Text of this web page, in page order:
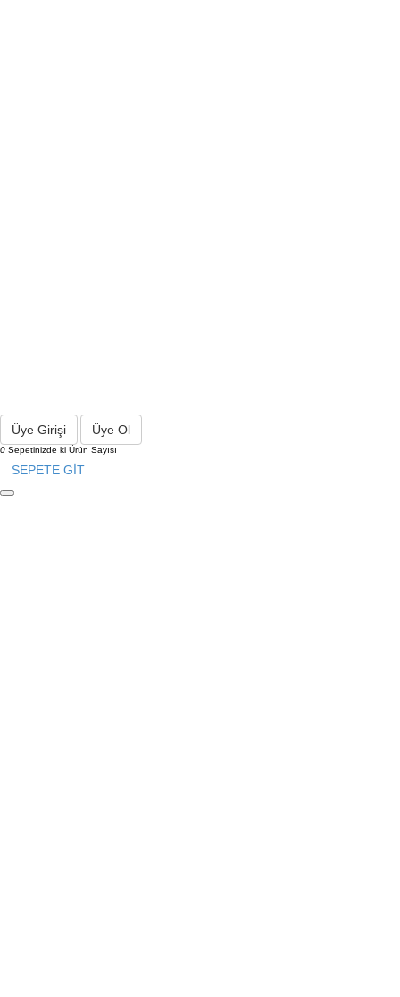
Üye Girişi Üye Ol
0 Sepetinizde ki Ürün Sayısı
SEPETE GİT